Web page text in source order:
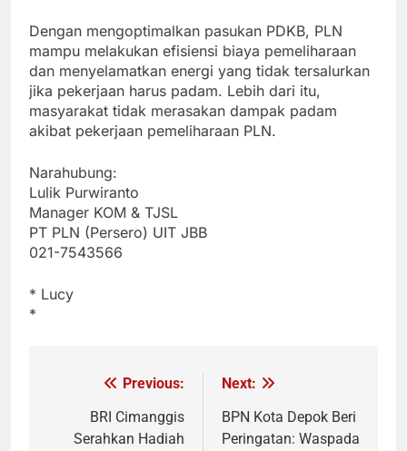
Dengan mengoptimalkan pasukan PDKB, PLN
mampu melakukan efisiensi biaya pemeliharaan
dan menyelamatkan energi yang tidak tersalurkan
jika pekerjaan harus padam. Lebih dari itu,
masyarakat tidak merasakan dampak padam
akibat pekerjaan pemeliharaan PLN.
Narahubung:
Lulik Purwiranto
Manager KOM & TJSL
PT PLN (Persero) UIT JBB
021-7543566
* Lucy
*
NavigasiPrevious:
BRI Cimanggis
Serahkan Hadiah
Next:
BPN Kota Depok Beri
Peringatan: Waspada